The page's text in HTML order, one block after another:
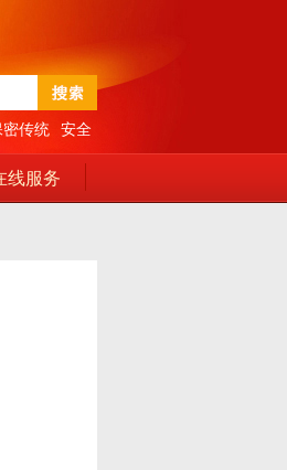
密传统 安全
线服务